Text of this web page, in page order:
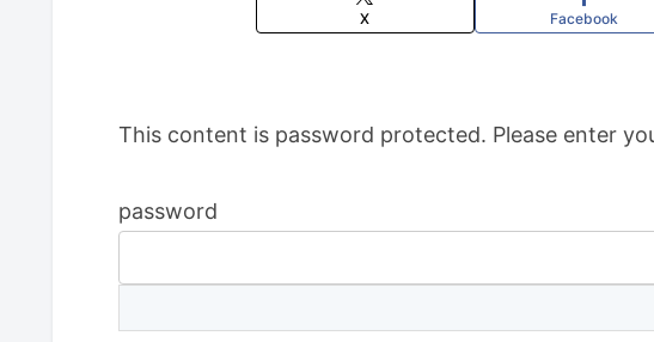
X Facebook
This content is password protected. Please enter
password